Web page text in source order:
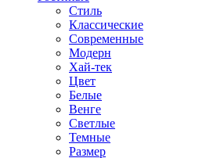
Стиль
Классические
Современные
Модерн
Хай-тек
Цвет
Белые
Венге
Светлые
Темные
Размер